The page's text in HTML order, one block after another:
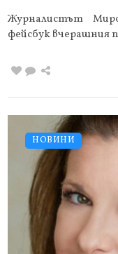
Журналистът
фейсбук вчерашния
НОВИНИ